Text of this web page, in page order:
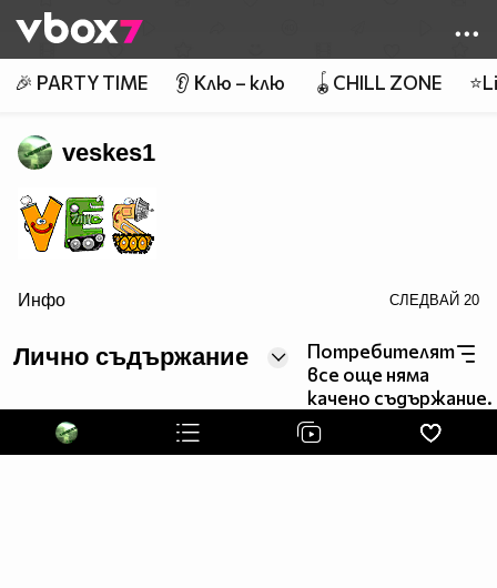
👾
🎉 PARTY TIME 👂 Клю – клю 🪀CHILL ZONE
veskes1
Инфо СЛЕДВАЙ 20
Лично съдържание
Потребителят
все още няма
качено съдържание.